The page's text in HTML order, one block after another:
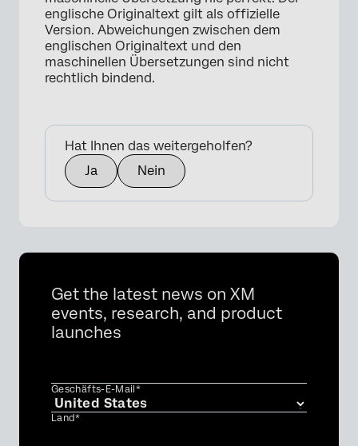
englische Originaltext gilt als offizielle
Version. Abweichungen zwischen dem
englischen Originaltext und den
maschinellen Übersetzungen sind nicht
rechtlich bindend.
Hat Ihnen das weitergeholfen?
Ja
Nein
Get the latest news on XM
events, research, and product
launches
Geschäfts-E-Mail*
Land*